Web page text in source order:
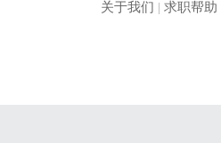
关于我们 | 求职帮助